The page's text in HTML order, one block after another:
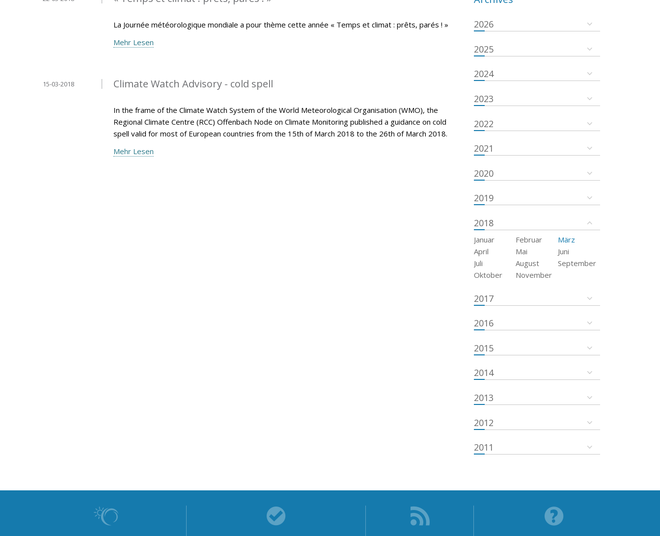
La Journée météorologique mondiale a pour thème cette année « Temps et climat : prêts, parés ! »
Mehr Lesen
Climate Watch Advisory - cold spell
15-03-2018
In the frame of the Climate Watch System of the World Meteorological Organisation (WMO), the
Regional Climate Centre (RCC) Offenbach Node on Climate Monitoring published a guidance on cold
spell valid for most of European countries from the 15th of March 2018 to the 26th of March 2018.
Mehr Lesen
2026
2025
2024
2023
2022
2021
2020
2019
2018
Januar Februar
März
April
Mai
Juni
Juli
August
September
Oktober
November
2017
2016
2015
2014
2013
2012
2011